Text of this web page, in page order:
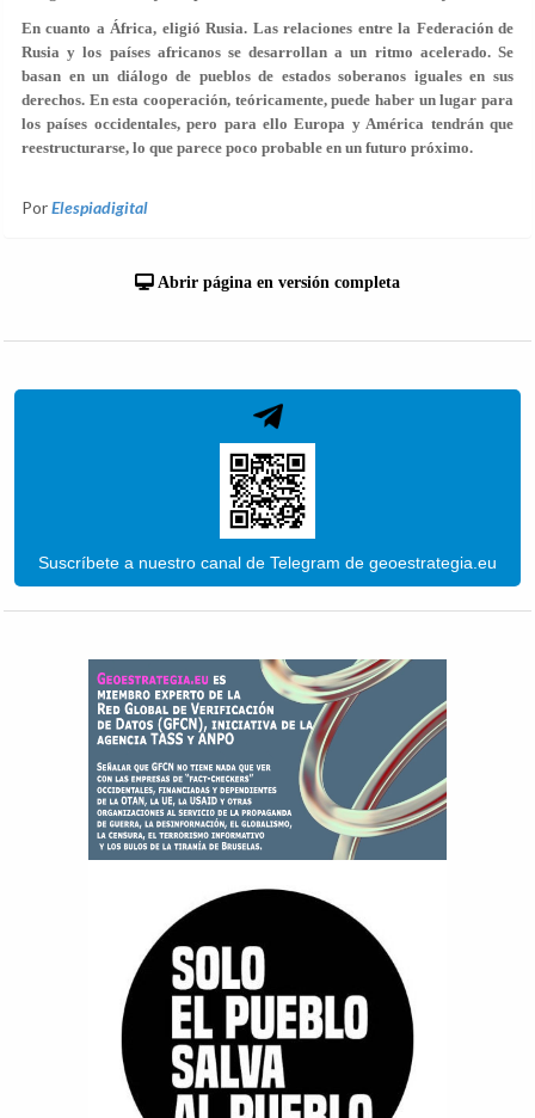
En cuanto a África, eligió Rusia. Las relaciones entre la Federación de
Rusia y los países africanos se desarrollan a un ritmo acelerado. Se
basan en un diálogo de pueblos de estados soberanos iguales en sus
derechos. En esta cooperación, teóricamente, puede haber un lugar para
los países occidentales, pero para ello Europa y América tendrán que
reestructurarse, lo que parece poco probable en un futuro próximo.
PorElespiadigital
Abrir página en versión completa
Suscríbete a nuestro canal de Telegram de geoestrategia.eu